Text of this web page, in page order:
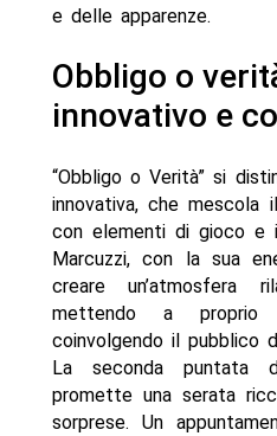
e delle apparenze.
Obbligo o
innovativo e
“Obbligo o Verità” si
innovativa, che mescola
con elementi di gioco e
Marcuzzi, con la sua
creare un’atmosfera
mettendo a
coinvolgendo il pubblico
La seconda puntata
promette una serata
sorprese. Un